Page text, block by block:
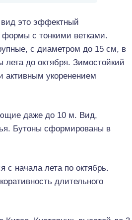
это эффектный
формы с тонкими ветками.
с диаметром до 15 см, в
до октября. Зимостойкий
активным укоренением
даже до 10 м. Вид,
Бутоны сформированы в
с начала лета по октябрь.
длительного